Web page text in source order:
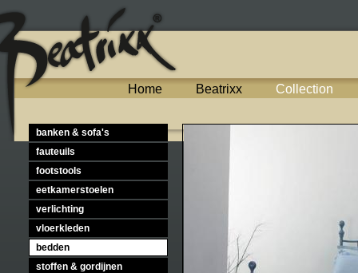
Home Beatrixx Collection
banken & sofa's
fauteuils
footstools
eetkamerstoelen
verlichting
vloerkleden
bedden
stoffen & gordijnen